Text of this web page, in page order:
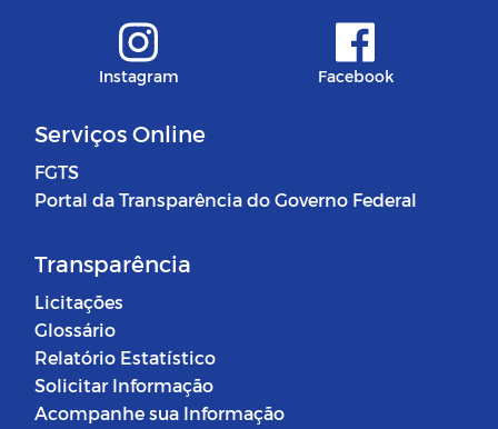
Instagram Facebook
Serviços Online
FGTS
Portal da Transparência do Governo Federal
Transparência
Licitações
Glossário
Relatório Estatístico
Solicitar Informação
Acompanhe sua Informação